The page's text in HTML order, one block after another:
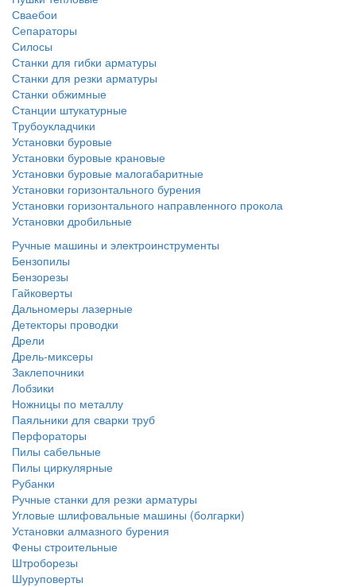
Сваебои
Сепараторы
Силосы
Станки для гибки арматуры
Станки для резки арматуры
Станки обжимные
Станции штукатурные
Трубоукладчики
Установки буровые
Установки буровые крановые
Установки буровые малогабаритные
Установки горизонтального бурения
Установки горизонтального направленного прокола
Установки дробильные
Ручные машины и электроинструменты
Бензопилы
Бензорезы
Гайковерты
Дальномеры лазерные
Детекторы проводки
Дрели
Дрель-миксеры
Заклепочники
Лобзики
Ножницы по металлу
Паяльники для сварки труб
Перфораторы
Пилы сабельные
Пилы циркулярные
Рубанки
Ручные станки для резки арматуры
Угловые шлифовальные машины (болгарки)
Установки алмазного бурения
Фены строительные
Штроборезы
Шуруповерты